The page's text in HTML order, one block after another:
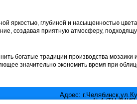
яркостью, глубиной и насыщенностью
создавая приятную атмосферу,
богатые традиции производства мозаики и
значительно экономить время при
Адрес:
отдел №4 (ТЦ